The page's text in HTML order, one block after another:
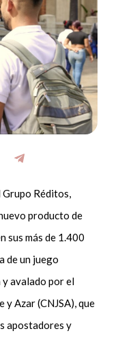
Grupo Réditos,
producto de
sus más de 1.400
de un juego
avalado por el
y Azar (CNJSA), que
apostadores y